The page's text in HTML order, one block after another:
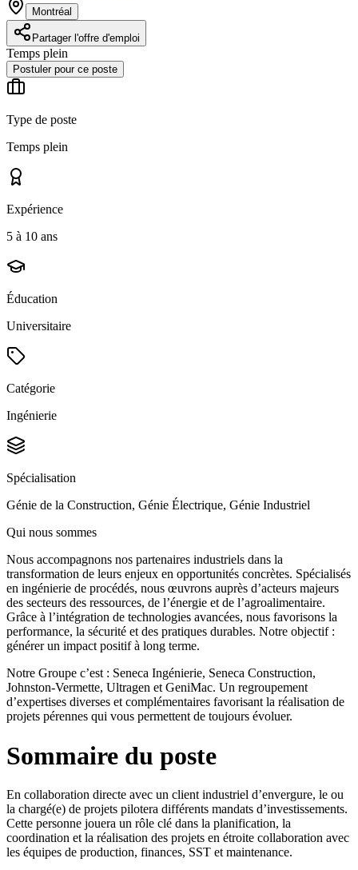
Montréal
Partager l'offre d'emploi
Temps plein
Postuler pour ce poste
Type de poste
Temps plein
Expérience
5 à 10 ans
Éducation
Universitaire
Catégorie
Ingénierie
Spécialisation
Génie de la Construction, Génie Électrique, Génie Industriel
Qui nous sommes
Nous accompagnons nos partenaires industriels dans la
transformation de leurs enjeux en opportunités concrètes. Spécialisés
en ingénierie de procédés, nous œuvrons auprès d’acteurs majeurs
des secteurs des ressources, de l’énergie et de l’agroalimentaire.
Grâce à l’intégration de technologies avancées, nous favorisons la
performance, la sécurité et des pratiques durables. Notre objectif :
générer un impact positif à long terme.
Notre Groupe c’est : Seneca Ingénierie, Seneca Construction,
Johnston-Vermette, Ultragen et GeniMac. Un regroupement
d’expertises diverses et complémentaires favorisant la réalisation de
projets pérennes qui vous permettent de toujours évoluer.
Sommaire du poste
En collaboration directe avec un client industriel d’envergure, le ou
la chargé(e) de projets pilotera différents mandats d’investissements.
Cette personne jouera un rôle clé dans la planification, la
coordination et la réalisation des projets en étroite collaboration avec
les équipes de production, finances, SST et maintenance.